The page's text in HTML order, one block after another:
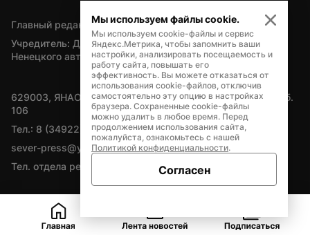
Главный редактор — А.Л. Поздеев
Учредитель: Департамент внутренней политики Ямало-
Ненецкого автономного округа
629003, ЯНАО, Салехард, мкр. Богдана Кнунянца, д.1, каб.
106
Тел.: 8 (34922) 71262
sever-press@yamal-media.ru
Тел. отдела рекламы: 8 (34922) 42728
Мы используем файлы cookie.
Мы используем cookie-файлы и сервис
Яндекс.Метрика, чтобы запомнить ваши
настройки, анализировать посещаемость и
работу сайта, повышать его
эффективность. Вы можете отказаться от
использования cookie-файлов, отключив
самостоятельно эту опцию в настройках
браузера. Сохраненные cookie-файлы
можно удалить в любое время. Перед
продолжением использования сайта,
пожалуйста, ознакомьтесь с нашей
Политикой конфиденциальности.
Согласен